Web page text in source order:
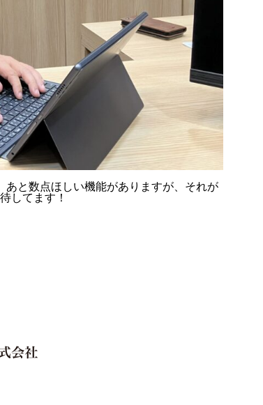
あと数点ほしい機能がありますが、それが
してます！